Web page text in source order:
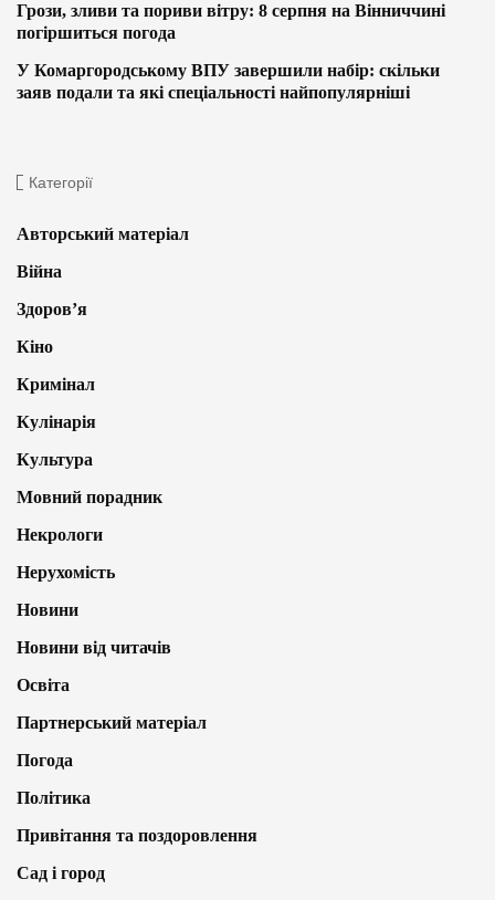
Грози, зливи та пориви вітру: 8 серпня на Вінниччині
погіршиться погода
У Комаргородському ВПУ завершили набір: скільки
заяв подали та які спеціальності найпопулярніші
Категорії
Авторський матеріал
Війна
Здоров’я
Кіно
Кримінал
Кулінарія
Культура
Мовний порадник
Некрологи
Нерухомість
Новини
Новини від читачів
Освіта
Партнерський матеріал
Погода
Політика
Привітання та поздоровлення
Сад і город